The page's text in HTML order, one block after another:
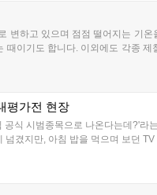
변하고 있으며 점점 떨어지는 기
이기도 합니다. 이외에도 각종
평가전 현장
식 시범종목으로 나온다는데?'라
겼지만, 아침 밥을 먹으며 보던